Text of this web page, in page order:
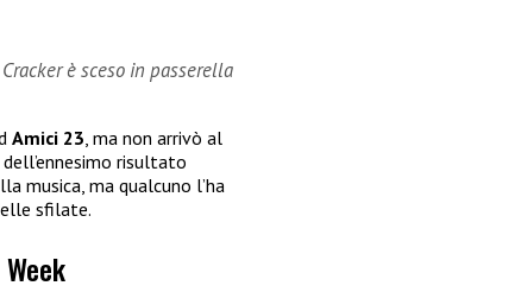
è sceso in passerella
Amici 23, ma non arrivò al
risultato
musica, ma qualcuno l’ha
sfilate.